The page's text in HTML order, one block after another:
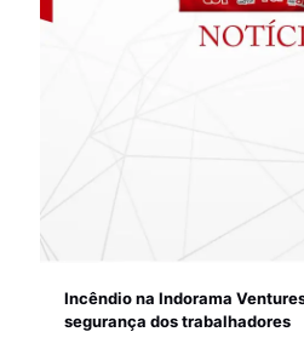
Incêndio na Indorama
segurança dos trabalhadores